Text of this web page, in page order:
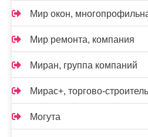
Мир окон,
Мир ремонта, компания
Миран, группа компаний
Мирас+, торгово-
Могута